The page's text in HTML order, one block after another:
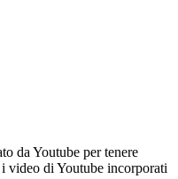
da Youtube per tenere
video di Youtube incorporati